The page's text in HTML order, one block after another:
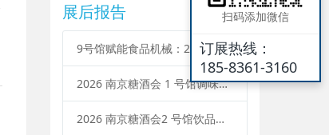
展后报告
9号馆赋能食品机械：2026 南京秋糖参展企业范围与流程升级
2026 南京糖酒会 1 号馆调味品展区：参展企业范围、展位类型、申请流程
2026 南京糖酒会2 号馆饮品及乳制品展区：参展条件、企业范围、报名流程
扫码添加微信
订展热线：
185-8361-3160